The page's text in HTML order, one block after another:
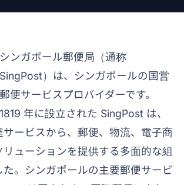
シンガポール郵便局（通称
SingPost）は、シンガポールの国営
郵便サービスプロバイダーです。
1819 年に設立された SingPost は、
ービスから、郵便、物流、電子商
ューションを提供する多面的な組
。シンガポールの主要郵便サービ